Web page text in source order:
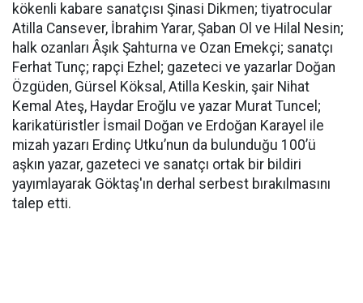
kökenli kabare sanatçısı Şinasi Dikmen; tiyatrocular
Atilla Cansever, İbrahim Yarar, Şaban Ol ve Hilal Nesin;
halk ozanları Âşık Şahturna ve Ozan Emekçi; sanatçı
Ferhat Tunç; rapçi Ezhel; gazeteci ve yazarlar Doğan
Özgüden, Gürsel Köksal, Atilla Keskin, şair Nihat
Kemal Ateş, Haydar Eroğlu ve yazar Murat Tuncel;
karikatüristler İsmail Doğan ve Erdoğan Karayel ile
mizah yazarı Erdinç Utku’nun da bulunduğu 100’ü
aşkın yazar, gazeteci ve sanatçı ortak bir bildiri
yayımlayarak Göktaş'ın derhal serbest bırakılmasını
talep etti.